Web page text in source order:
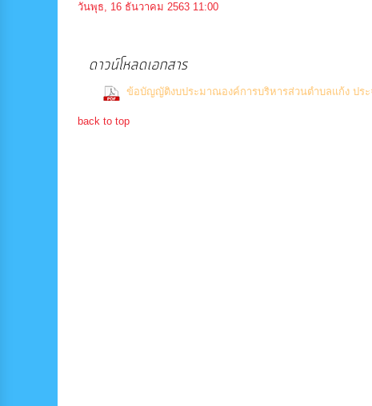
วันพุธ, 16 ธันวาคม 2563 11:00
ดาวน์โหลดเอกสาร
ข้อบัญญัติงบประมาณองค์การบริหารส่วนตำบลแก้ง ปร
back to top